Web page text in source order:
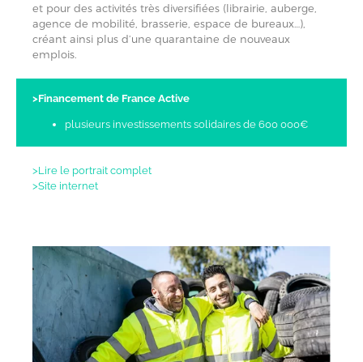
et pour des activités très diversifiées (librairie, auberge,
agence de mobilité, brasserie, espace de bureaux…),
créant ainsi plus d’une quarantaine de nouveaux
emplois.
>Financement de France Active
plusieurs investissements solidaires de 600 000€
>Lire le portrait complet
>Site internet